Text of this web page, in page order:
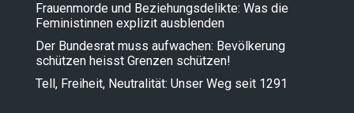
Frauenmorde und Beziehungsdelikte: Was die
Feministinnen explizit ausblenden
Der Bundesrat muss aufwachen: Bevölkerung
schützen heisst Grenzen schützen!
Tell, Freiheit, Neutralität: Unser Weg seit 1291